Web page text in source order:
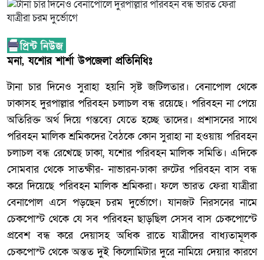
মনা, যশোর শার্শা উপজেলা প্রতিনিধিঃ
টানা চার দিনেও সুরাহা হয়নি সৃষ্ট জটিলতার। বেনাপোল থেকে
ঢাকাসহ দুরপাল্লার পরিবহন চলাচল বন্ধ রয়েছে। পরিবহন না পেয়ে
অতিরিক্ত অর্থ দিয়ে গন্তব্যে যেতে হচ্ছে তাদের। প্রশাসনের সাথে
পরিবহন মালিক শ্রমিকদের বৈঠকে কোন সুরাহা না হওয়ায় পরিবহন
চলাচল বন্ধ রেখেছে ঢাকা, যশোর পরিবহন মালিক সমিতি। এদিকে
সোমবার থেকে সাতক্ষীর- নাভারন-ঢাকা রুটের পরিবহন বাস বন্ধ
করে দিয়েছে পরিবহন মালিক শ্রমিকরা। ফলে ভারত ফেরা যাত্রীরা
বেনাপোল এসে পড়ছেন চরম দুর্ভোগে। যানজট নিরসনের নামে
চেকপোস্ট থেকে যে সব পরিবহন ছাড়ছিল সেসব বাস চেকপোস্টে
প্রবেশ বন্ধ করে দেয়াসহ অধিক রাতে যাত্রীদের বাধ্যতামূলক
চেকপোস্ট থেকে অন্তত দুই কিলোমিটার দুরে নামিয়ে দেয়ার কারণে